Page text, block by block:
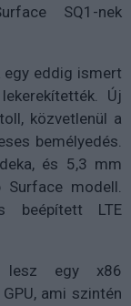
SQ1-nek
egy eddig ismert
Új
közvetlenül a
bemélyedés.
és 5,3 mm
Surface modell.
beépített LTE
lesz egy x86
ami szintén